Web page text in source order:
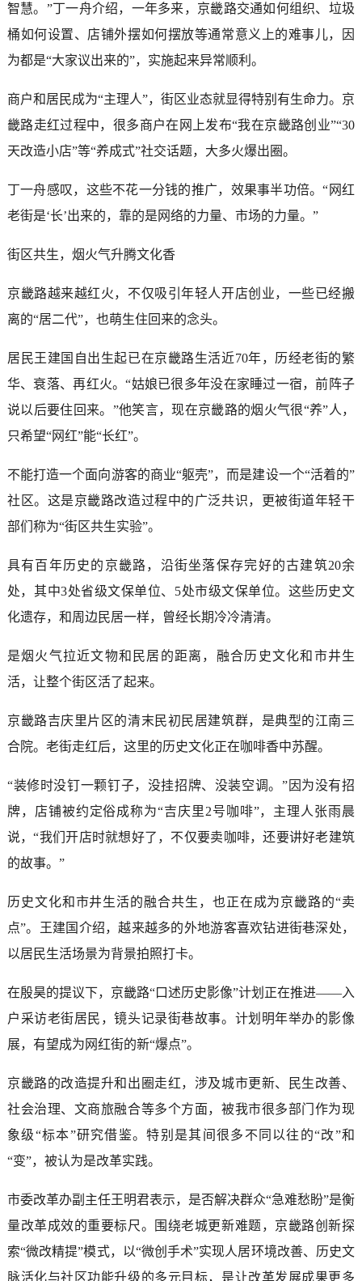
智慧。”丁一舟介绍，一年多来，京畿路交通如何组织、垃圾
桶如何设置、店铺外摆如何摆放等通常意义上的难事儿，因
为都是“大家议出来的”，实施起来异常顺利。
商户和居民成为“主理人”，街区业态就显得特别有生命力。京
畿路走红过程中，很多商户在网上发布“我在京畿路创业”“30
天改造小店”等“养成式”社交话题，大多火爆出圈。
丁一舟感叹，这些不花一分钱的推广，效果事半功倍。“网红
老街是‘长’出来的，靠的是网络的力量、市场的力量。”
街区共生，烟火气升腾文化香
京畿路越来越红火，不仅吸引年轻人开店创业，一些已经搬
离的“居二代”，也萌生住回来的念头。
居民王建国自出生起已在京畿路生活近70年，历经老街的繁
华、衰落、再红火。“姑娘已很多年没在家睡过一宿，前阵子
说以后要住回来。”他笑言，现在京畿路的烟火气很“养”人，
只希望“网红”能“长红”。
不能打造一个面向游客的商业“躯壳”，而是建设一个“活着的”
社区。这是京畿路改造过程中的广泛共识，更被街道年轻干
部们称为“街区共生实验”。
具有百年历史的京畿路，沿街坐落保存完好的古建筑20余
处，其中3处省级文保单位、5处市级文保单位。这些历史文
化遗存，和周边民居一样，曾经长期冷冷清清。
是烟火气拉近文物和民居的距离，融合历史文化和市井生
活，让整个街区活了起来。
京畿路吉庆里片区的清末民初民居建筑群，是典型的江南三
合院。老街走红后，这里的历史文化正在咖啡香中苏醒。
“装修时没钉一颗钉子，没挂招牌、没装空调。”因为没有招
牌，店铺被约定俗成称为“吉庆里2号咖啡”，主理人张雨晨
说，“我们开店时就想好了，不仅要卖咖啡，还要讲好老建筑
的故事。”
历史文化和市井生活的融合共生，也正在成为京畿路的“卖
点”。王建国介绍，越来越多的外地游客喜欢钻进街巷深处，
以居民生活场景为背景拍照打卡。
在殷昊的提议下，京畿路“口述历史影像”计划正在推进——入
户采访老街居民，镜头记录街巷故事。计划明年举办的影像
展，有望成为网红街的新“爆点”。
京畿路的改造提升和出圈走红，涉及城市更新、民生改善、
社会治理、文商旅融合等多个方面，被我市很多部门作为现
象级“标本”研究借鉴。特别是其间很多不同以往的“改”和
“变”，被认为是改革实践。
市委改革办副主任王明君表示，是否解决群众“急难愁盼”是衡
量改革成效的重要标尺。围绕老城更新难题，京畿路创新探
索“微改精提”模式，以“微创手术”实现人居环境改善、历史文
脉活化与社区功能升级的多元目标，是让改革发展成果更多